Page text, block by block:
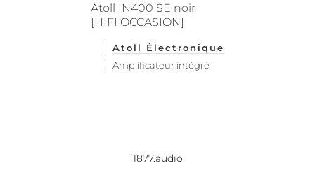
Atoll IN400 SE noir
[HIFI OCCASION]
Atoll Électronique
Amplificateur intégré
1877.audio